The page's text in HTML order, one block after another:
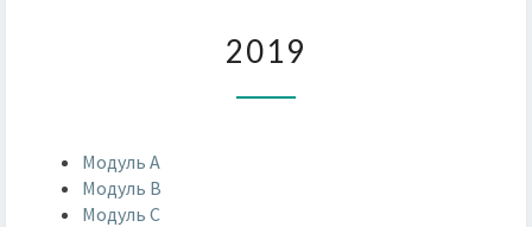
2019
Модуль А
Модуль В
Модуль С